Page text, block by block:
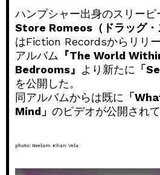
ハンプシャー出身のスリーピ
Store Romeos（ドラッグ・
はFiction Recordsからリリ
アルバム 『The World
Bedrooms』 より新たに 「
を公開した。
同アルバムからは既に 「
Mind」 のビデオが公開されて
photo: Neelam Khan Vela